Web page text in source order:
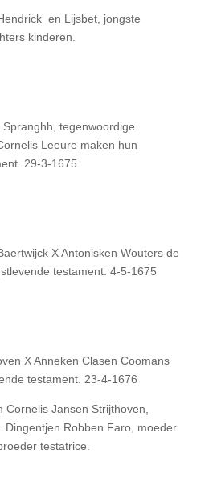
en Lijsbet, jongste
kinderen.
tegenwoordige
Leeure maken hun
29-3-1675
X Antonisken Wouters de
testament. 4-5-1675
X Anneken Clasen Coomans
testament. 23-4-1676
Jansen Strijthoven,
Dingentjen Robben Faro, moeder
testatrice.